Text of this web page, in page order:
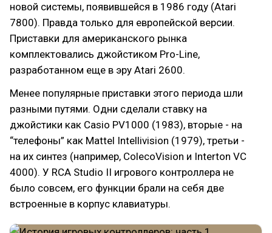
новой системы, появившейся в 1986 году (Atari
7800). Правда только для европейской версии.
Приставки для американского рынка
комплектовались джойстиком Pro-Line,
разработанном еще в эру Atari 2600.
Менее популярные приставки этого периода шли
разными путями. Одни сделали ставку на
джойстики как Casio PV1000 (1983), вторые - на
“телефоны” как Mattel Intellivision (1979), третьи -
на их синтез (например, ColecoVision и Interton VC
4000). У RCA Studio II игрового контроллера не
было совсем, его функции брали на себя две
встроенные в корпус клавиатуры.